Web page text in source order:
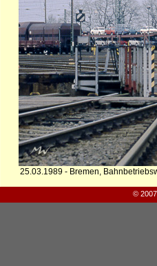
25.03.1989 - Bremen,
©